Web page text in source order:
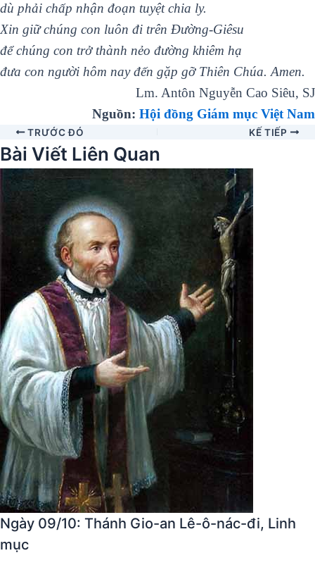
dù phải chấp nhận đoạn tuyệt chia ly.
Xin giữ chúng con luôn đi trên Đường-Giêsu
để chúng con trở thành nẻo đường khiêm hạ
đưa con người hôm nay đến gặp gỡ Thiên Chúa. Amen.
Lm. Antôn Nguyễn Cao Siêu, SJ
Nguồn: Hội đồng Giám mục Việt Nam
TRƯỚC ĐÓ KẾ TIẾP
Bài Viết Liên Quan
Ngày 09/10: Thánh Gio-an Lê-ô-nác-đi, Linh
mục